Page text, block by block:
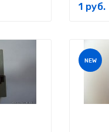
1 руб.
NEW